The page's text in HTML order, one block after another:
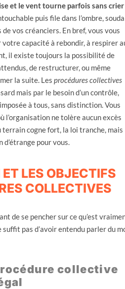
et le vent tourne parfois sans crier
puis file dans l’ombre,
vos créanciers. En bref, vous vous
votre capacité à rebondir, à respirer
il existe toujours la possibilité de
de restructurer, ou même
la suite. Les procédures collectives
mais par le besoin d’un contrôle,
à tous, sans distinction. Vous
l’organisation ne tolère aucun excès
terrain cogne fort, la loi tranche, mais
d’étrange pour vous.
LES OBJECTIFS
COLLECTIVES
de se pencher sur ce qu’est
pas d’avoir entendu parler du
collective